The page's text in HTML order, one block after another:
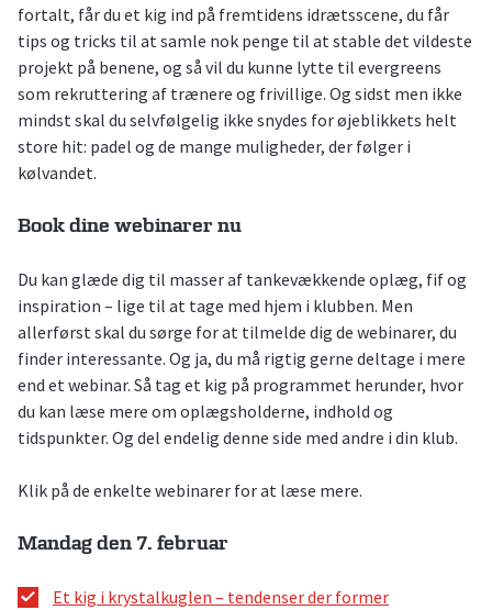
fortalt, får du et kig ind på fremtidens idrætsscene, du får
tips og tricks til at samle nok penge til at stable det vildeste
projekt på benene, og så vil du kunne lytte til evergreens
som rekruttering af trænere og frivillige. Og sidst men ikke
mindst skal du selvfølgelig ikke snydes for øjeblikkets helt
store hit: padel og de mange muligheder, der følger i
kølvandet.
Book dine webinarer nu
Du kan glæde dig til masser af tankevækkende oplæg, fif og
inspiration – lige til at tage med hjem i klubben. Men
allerførst skal du sørge for at tilmelde dig de webinarer, du
finder interessante. Og ja, du må rigtig gerne deltage i mere
end et webinar. Så tag et kig på programmet herunder, hvor
du kan læse mere om oplægsholderne, indhold og
tidspunkter. Og del endelig denne side med andre i din klub.
Klik på de enkelte webinarer for at læse mere.
Mandag den 7. februar
Et kig i krystalkuglen – tendenser der former